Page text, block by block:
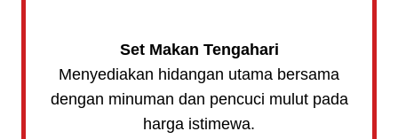
Set Makan Tengahari
Menyediakan hidangan utama bersama
dengan minuman dan pencuci mulut pada
harga istimewa.